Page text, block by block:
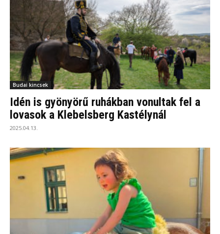
Budai kincsek
Idén is gyönyörű ruhákban vonultak fel a
lovasok a Klebelsberg Kastélynál
2025.04.13.